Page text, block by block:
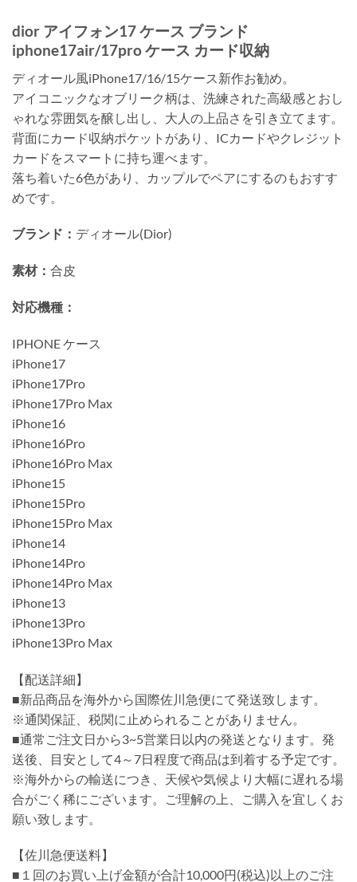
dior アイフォン17 ケース ブランド
iphone17air/17pro ケース カード収納
ディオール風iPhone17/16/15ケース新作お勧め。
アイコニックなオブリーク柄は、洗練された高級感とおし
ゃれな雰囲気を醸し出し、大人の上品さを引き立てます。
背面にカード収納ポケットがあり、ICカードやクレジット
カードをスマートに持ち運べます。
落ち着いた6色があり、カップルでペアにするのもおすす
めです。
ブランド： ディオール(Dior)
素材： 合皮
対応機種：
IPHONE ケース
iPhone17
iPhone17Pro
iPhone17Pro Max
iPhone16
iPhone16Pro
iPhone16Pro Max
iPhone15
iPhone15Pro
iPhone15Pro Max
iPhone14
iPhone14Pro
iPhone14Pro Max
iPhone13
iPhone13Pro
iPhone13Pro Max
【配送詳細】
■新品商品を海外から国際佐川急便にて発送致します。
※通関保証、税関に止められることがありません。
■通常ご注文日から3~5営業日以内の発送となります。発
送後、目安として4～7日程度で商品は到着する予定です。
※海外からの輸送につき、天候や気候より大幅に遅れる場
合がごく稀にございます。ご理解の上、ご購入を宜しくお
願い致します。
【佐川急便送料】
■１回のお買い上げ金額が合計10,000円(税込)以上のご注